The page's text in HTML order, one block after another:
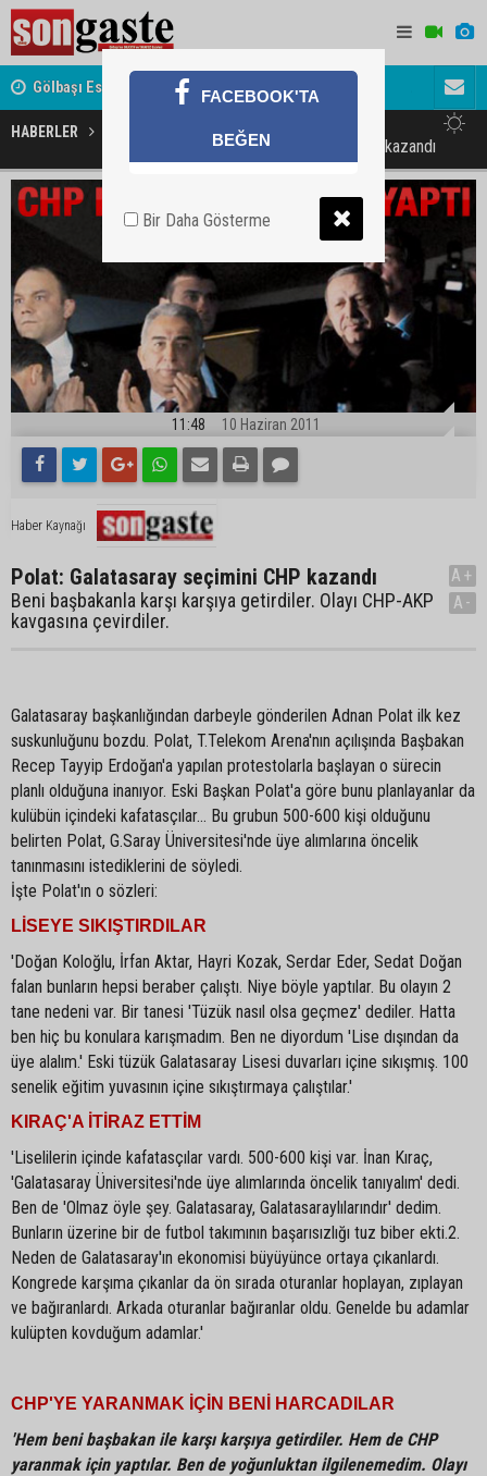
Gölbaşı Esnafının Sesi Ankara Kalkınma Ajansı'nda Avukat
akını
HABERLER
Polat: Galatasaray seçimini CHP kazandı
11:48 10 Haziran 2011
Haber Kaynağı
Polat: Galatasaray seçimini CHP kazandı
Beni başbakanla karşı karşıya getirdiler. Olayı CHP-AKP
kavgasına çevirdiler.
A+
A-
Galatasaray başkanlığından darbeyle gönderilen Adnan Polat ilk kez
suskunluğunu bozdu. Polat, T.Telekom Arena'nın açılışında Başbakan
Recep Tayyip Erdoğan'a yapılan protestolarla başlayan o sürecin
planlı olduğuna inanıyor. Eski Başkan Polat'a göre bunu planlayanlar da
kulübün içindeki kafatasçılar... Bu grubun 500-600 kişi olduğunu
belirten Polat, G.Saray Üniversitesi'nde üye alımlarına öncelik
tanınmasını istediklerini de söyledi.
İşte Polat'ın o sözleri:
LİSEYE SIKIŞTIRDILAR
'Doğan Koloğlu, İrfan Aktar, Hayri Kozak, Serdar Eder, Sedat Doğan
falan bunların hepsi beraber çalıştı. Niye böyle yaptılar. Bu olayın 2
tane nedeni var. Bir tanesi 'Tüzük nasıl olsa geçmez' dediler. Hatta
ben hiç bu konulara karışmadım. Ben ne diyordum 'Lise dışından da
üye alalım.' Eski tüzük Galatasaray Lisesi duvarları içine sıkışmış. 100
senelik eğitim yuvasının içine sıkıştırmaya çalıştılar.'
KIRAÇ'A İTİRAZ ETTİM
'Liselilerin içinde kafatasçılar vardı. 500-600 kişi var. İnan Kıraç,
'Galatasaray Üniversitesi'nde üye alımlarında öncelik tanıyalım' dedi.
Ben de 'Olmaz öyle şey. Galatasaray, Galatasaraylılarındır' dedim.
Bunların üzerine bir de futbol takımının başarısızlığı tuz biber ekti.2.
Neden de Galatasaray'ın ekonomisi büyüyünce ortaya çıkanlardı.
Kongrede karşıma çıkanlar da ön sırada oturanlar hoplayan, zıplayan
ve bağıranlardı. Arkada oturanlar bağıranlar oldu. Genelde bu adamlar
kulüpten kovduğum adamlar.'
CHP'YE YARANMAK İÇİN BENİ HARCADILAR
'Hem beni başbakan ile karşı karşıya getirdiler. Hem de CHP
yaranmak için yaptılar. Ben de yoğunluktan ilgilenemedim. Olayı
FACEBOOK'TA
BEĞEN
Bir Daha Gösterme